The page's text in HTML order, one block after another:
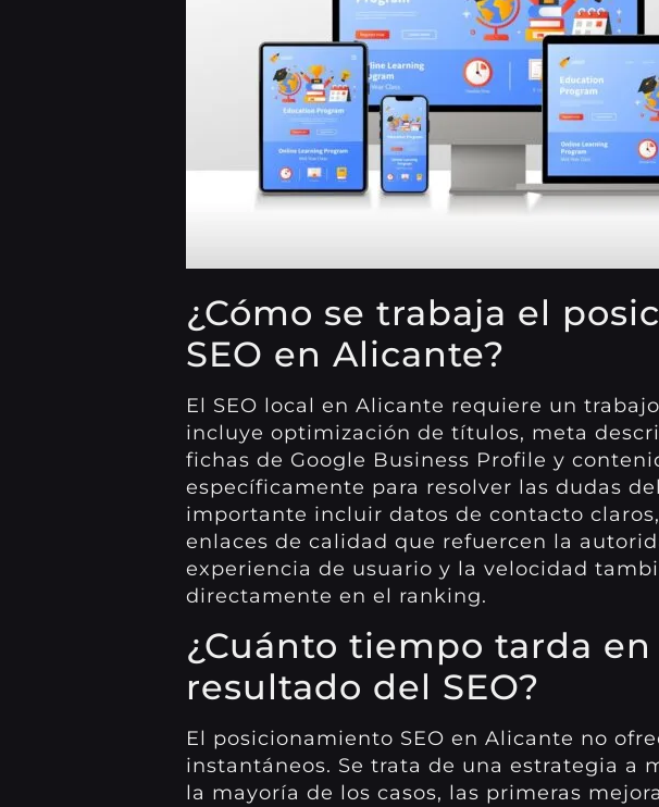
¿Cómo se trabaja el
SEO en Alicante?
El SEO local en Alicante requiere un
incluye optimización de títulos, meta
fichas de Google Business Profile y
específicamente para resolver las dudas
importante incluir datos de contacto
enlaces de calidad que refuercen la
experiencia de usuario y la velocidad
directamente en el ranking.
¿Cuánto tiempo tarda en
resultado del SEO?
El posicionamiento SEO en Alicante no
instantáneos. Se trata de una estrategia a
la mayoría de los casos, las primeras